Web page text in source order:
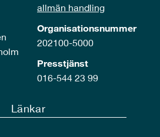
allmän handling
Organisationsnummer
202100-5000
Presstjänst
016-544 23 99
Länkar